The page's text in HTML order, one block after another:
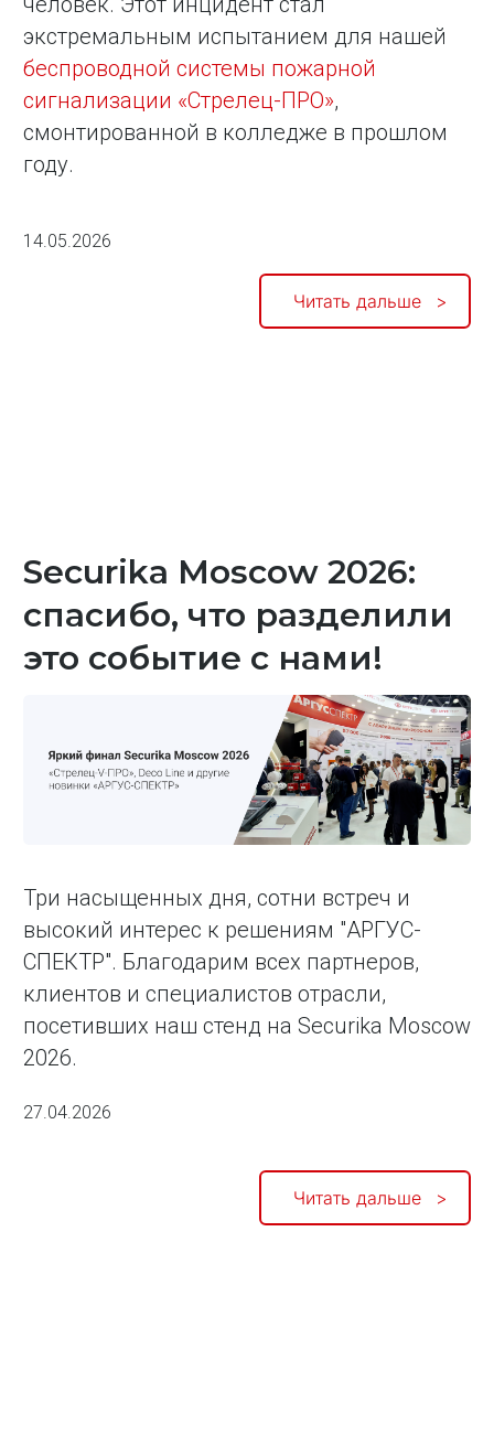
экстремальным испытанием для нашей
беспроводной системы пожарной
сигнализации «Стрелец-ПРО»,
смонтированной в колледже в прошлом
году.
14.05.2026
Читать дальше
Securika Moscow 2026:
спасибо, что разделили
это событие с нами!
Три насыщенных дня, сотни встреч и
высокий интерес к решениям "АРГУС-
СПЕКТР". Благодарим всех партнеров,
клиентов и специалистов отрасли,
посетивших наш стенд на Securika Moscow
2026.
27.04.2026
Читать дальше